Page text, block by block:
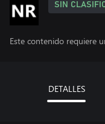
SIN
Este contenido requiere
DETALLES